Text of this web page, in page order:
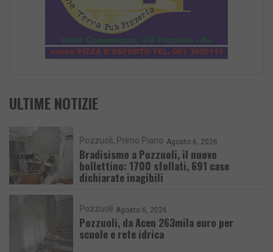
ULTIME NOTIZIE
Pozzuoli Primo Piano Agosto 6, 2026
Bradisismo a Pozzuoli, il nuovo
bollettino: 1700 sfollati, 691 case
dichiarate inagibili
Pozzuoli Agosto 6, 2026
Pozzuoli, da Acen 263mila euro per
scuole e rete idrica